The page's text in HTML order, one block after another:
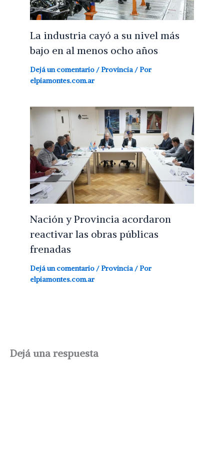
La industria cayó a su nivel más
bajo en al menos ocho años
Dejá un comentario /Provincia / Por
elpiamontes.com.ar
Nación y Provincia acordaron
reactivar las obras públicas
frenadas
Dejá un comentario / Provincia / Por
elpiamontes.com.ar
Dejá una respuesta